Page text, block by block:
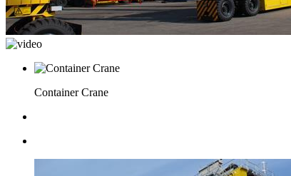
Container Crane